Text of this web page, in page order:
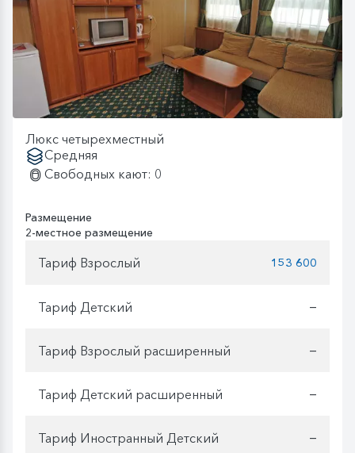
Люкс четырехместный
Средняя
Свободных кают: 0
Размещение
2-местное размещение
Тариф Взрослый 153 600
Тариф Детский —
Тариф Взрослый расширенный —
Тариф Детский расширенный —
Тариф Иностранный Детский —